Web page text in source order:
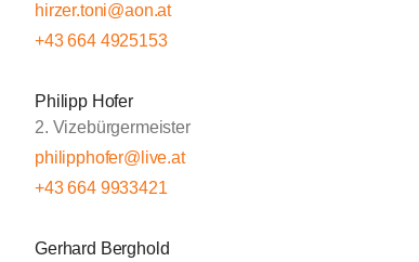
hirzer.toni@aon.at
+43 664 4925153
Philipp Hofer
2. Vizebürgermeister
philipphofer@live.at
+43 664 9933421
Gerhard Berghold